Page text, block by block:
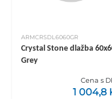
ARMCRSDL6060GR
Crystal Stone dlažba
Grey
Cena s
1 004,8